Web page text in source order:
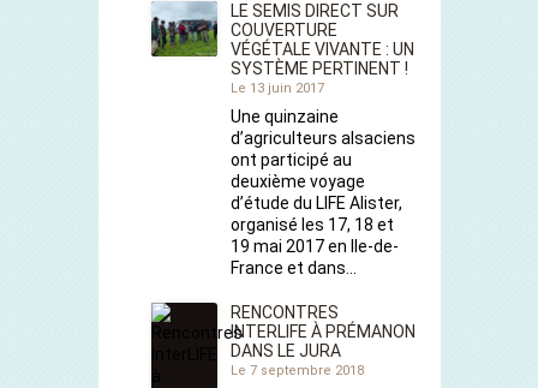
LE SEMIS DIRECT SUR
COUVERTURE
VÉGÉTALE VIVANTE : UN
SYSTÈME PERTINENT !
Le 13 juin 2017
Une quinzaine
d’agriculteurs alsaciens
ont participé au
deuxième voyage
d’étude du LIFE Alister,
organisé les 17, 18 et
19 mai 2017 en Ile-de-
France et dans…
RENCONTRES
INTERLIFE À PRÉMANON
DANS LE JURA
Le 7 septembre 2018